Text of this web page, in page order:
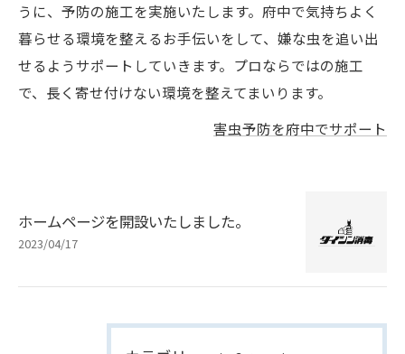
うに、予防の施工を実施いたします。府中で気持ちよく
暮らせる環境を整えるお手伝いをして、嫌な虫を追い出
せるようサポートしていきます。プロならではの施工
で、長く寄せ付けない環境を整えてまいります。
害虫予防を府中でサポート
ホームページを開設いたしました。
2023/04/17